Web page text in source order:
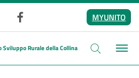
Facebook
MYUNITO
Sviluppo Rurale della Collina